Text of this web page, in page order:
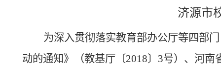
济源市
为深入贯彻落实教育部办公厅等四部
动的通知》（教基厅〔2018〕3号）、河南